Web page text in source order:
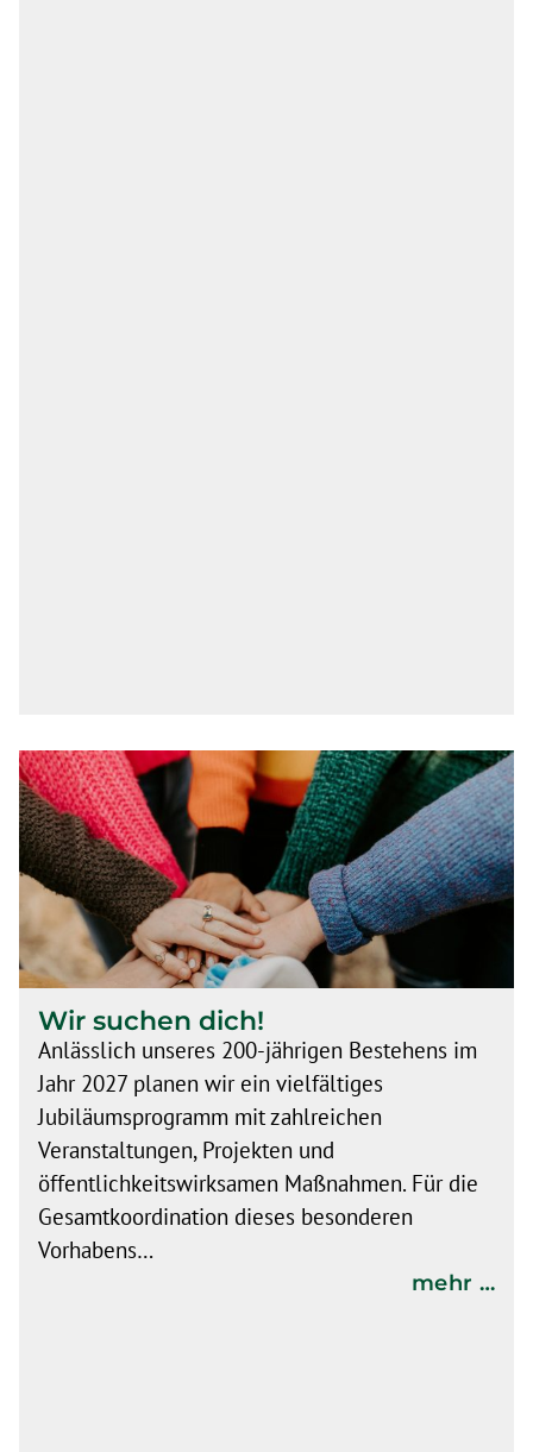
Wir suchen dich!
Anlässlich unseres 200-jährigen Bestehens im
Jahr 2027 planen wir ein vielfältiges
Jubiläumsprogramm mit zahlreichen
Veranstaltungen, Projekten und
öffentlichkeitswirksamen Maßnahmen. Für die
Gesamtkoordination dieses besonderen
Vorhabens…
mehr …